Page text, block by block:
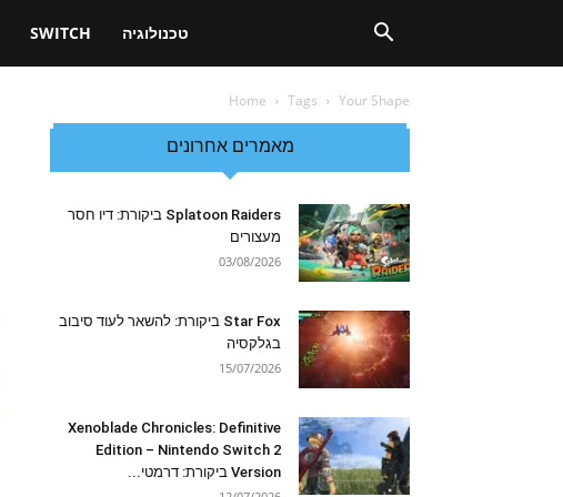
SWITCH טכנולוגיה
Home Tags Your Shape
מאמרים אחרונים
Splatoon Raiders ביקורת: דיו חסר
מעצורים
03/08/2026
Star Fox ביקורת: להשאר לעוד סיבוב
בגלקסיה
15/07/2026
Xenoblade Chronicles: Definitive
Edition – Nintendo Switch 2
Version ביקורת: דרמטי...